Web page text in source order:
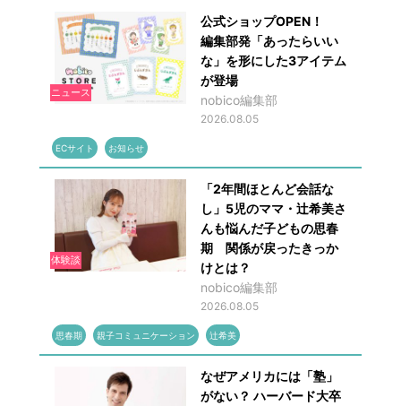
ニュース
公式ショップOPEN！
編集部発「あったらいい
な」を形にした3アイテム
が登場
nobico編集部
2026.08.05
ECサイト お知らせ
体験談
「2年間ほとんど会話な
し」5児のママ・辻希美さ
んも悩んだ子どもの思春
期 関係が戻ったきっか
けとは？
nobico編集部
2026.08.05
思春期 親子コミュニケーション 辻希美
なぜアメリカには「塾」
がない？ ハーバード大卒